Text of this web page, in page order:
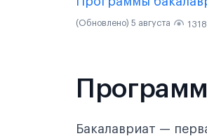
(Обновлено) 5 августа
Бакалавриат —